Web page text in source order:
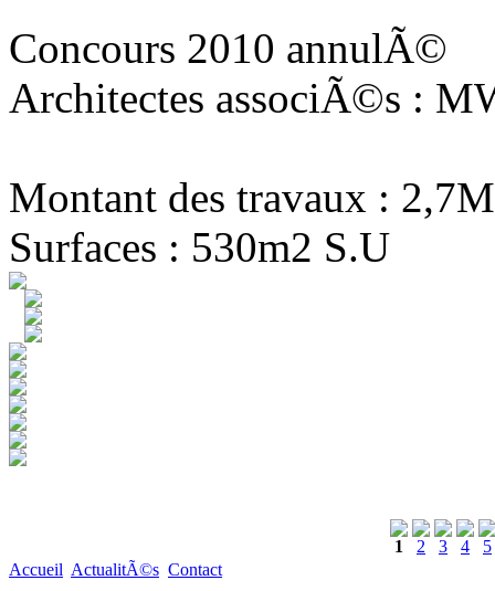
Concours 2010 annulÃ©
Architectes associÃ©s :
Montant des travaux :
Surfaces : 530m2 S.U
1 2 3 4
5
Accueil ActualitÃ©s Contact